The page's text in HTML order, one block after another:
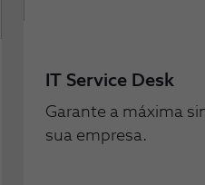
IT Service Desk
Garante a máxima
sua empresa.